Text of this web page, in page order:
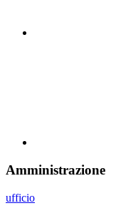
Amministrazione
ufficio